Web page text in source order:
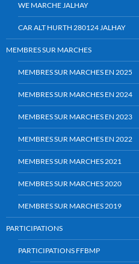
WE MARCHE JALHAY
CAR ALT HURTH 280124 JALHAY
MEMBRES SUR MARCHES
MEMBRES SUR MARCHES EN 2025
MEMBRES SUR MARCHES EN 2024
MEMBRES SUR MARCHES EN 2023
MEMBRES SUR MARCHES EN 2022
MEMBRES SUR MARCHES 2021
MEMBRES SUR MARCHES 2020
MEMBRES SUR MARCHES 2019
PARTICIPATIONS
PARTICIPATIONS FFBMP